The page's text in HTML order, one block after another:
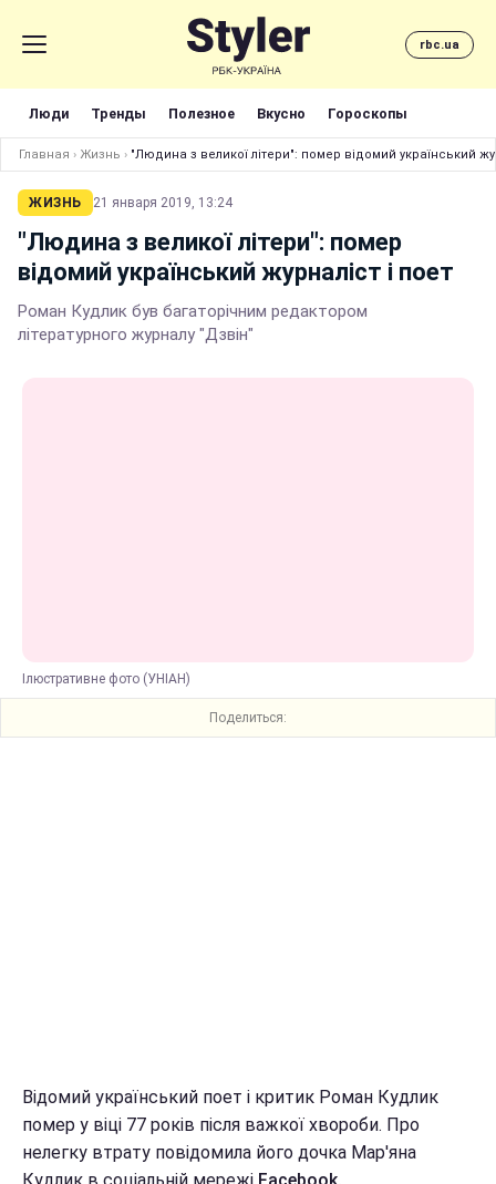
rbc.ua
Люди Тренды Полезное Вкусно Гороскопы
Главная › Жизнь › "Людина з великої літери": помер відомий український
ЖИЗНЬ 21 января 2019, 13:24
"Людина з великої літери": помер
відомий український журналіст і поет
Роман Кудлик був багаторічним редактором
літературного журналу "Дзвін"
Ілюстративне фото (УНІАН)
Поделиться:
Відомий український поет і критик Роман Кудлик
помер у віці 77 років після важкої хвороби. Про
нелегку втрату повідомила його дочка Мар'яна